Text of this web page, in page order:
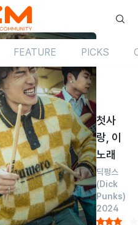
FEATURE PICKS
첫사
랑, 이
노래
딕펑스
(Dick
Punks)
2024